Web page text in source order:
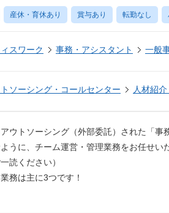
産休・育休あり 賞与あり 転勤なし
スワーク 事務・アシスタント 一般
ソーシング・コールセンター 人材紹
ウトソーシング（外部委託）された「
うに、チーム運営・管理業務をお任せ
読ください）
務は主に3つです！